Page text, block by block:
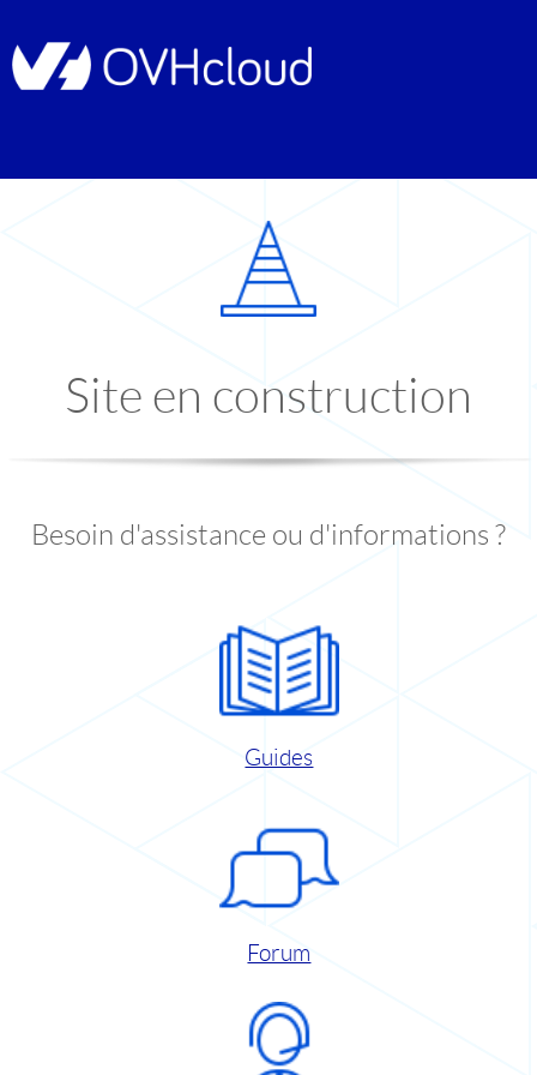
Site en construction
Besoin d'assistance ou d'informations ?
Guides
Forum